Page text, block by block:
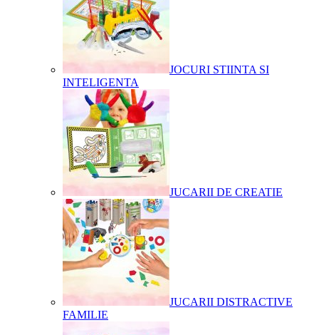
JOCURI STIINTA SI
INTELIGENTA
JUCARII DE CREATIE
JUCARII DISTRACTIVE
FAMILIE